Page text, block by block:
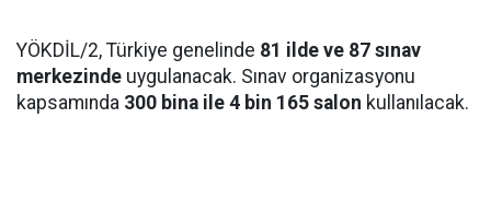
YÖKDİL/2, Türkiye genelinde 81 ilde ve 87 sınav
merkezinde uygulanacak. Sınav organizasyonu
kapsamında 300 bina ile 4 bin 165 salon kullanılacak.